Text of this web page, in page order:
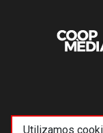
Utilizamos